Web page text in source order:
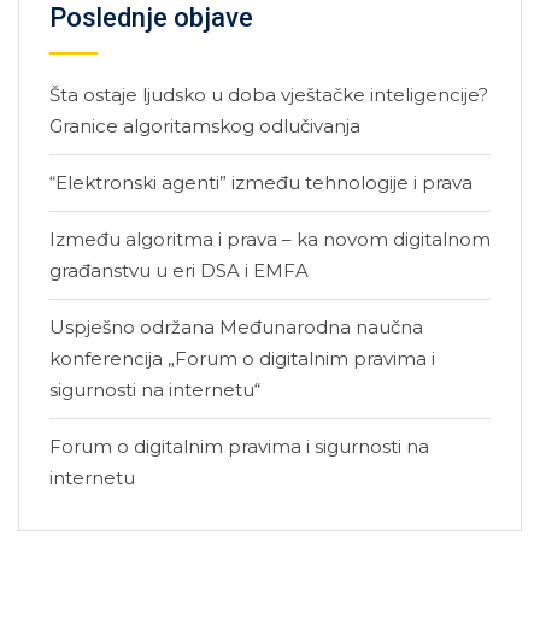
Poslednje objave
Šta ostaje ljudsko u doba vještačke inteligencije?
Granice algoritamskog odlučivanja
“Elektronski agenti” između tehnologije i prava
Između algoritma i prava – ka novom digitalnom
građanstvu u eri DSA i EMFA
Uspješno održana Međunarodna naučna
konferencija „Forum o digitalnim pravima i
sigurnosti na internetu“
Forum o digitalnim pravima i sigurnosti na
internetu